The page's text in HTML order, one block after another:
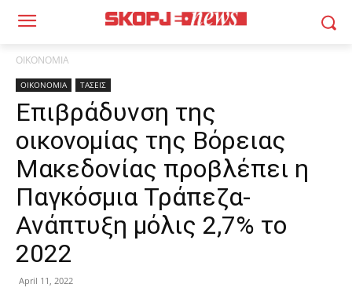
ΟΙΚΟΝΟΜΙΑ
ΟΙΚΟΝΟΜΙΑ ΤΑΣΕΙΣ
Επιβράδυνση της
οικονομίας της Βόρειας
Μακεδονίας προβλέπει η
Παγκόσμια Τράπεζα-
Ανάπτυξη μόλις 2,7% το
2022
April 11, 2022